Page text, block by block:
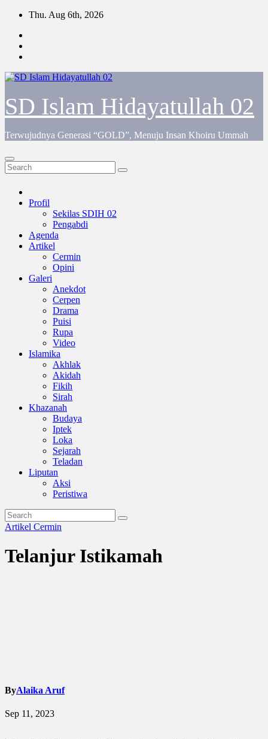
Skip
content
Thu. Aug 6th, 2026
SD Islam Hidayatullah 02
Terwujudnya Generasi “GOLD”, Menuju Insan Khoiru Ummah
Profil
Sekilas SDIH 02
Pengabdi
Agenda
Artikel
Cermin
Opini
Galeri
Anekdot
Cerpen
Drama
Puisi
Rupa
Video
Islamika
Akhlak
Akidah
Fikih
Sirah
Khazanah
Budaya
Iptek
Loka
Sejarah
Teladan
Liputan
Aksi
Peristiwa
Artikel Cermin
Telanjur Istikamah
ByAlaika Aruf
Sep 11, 2023